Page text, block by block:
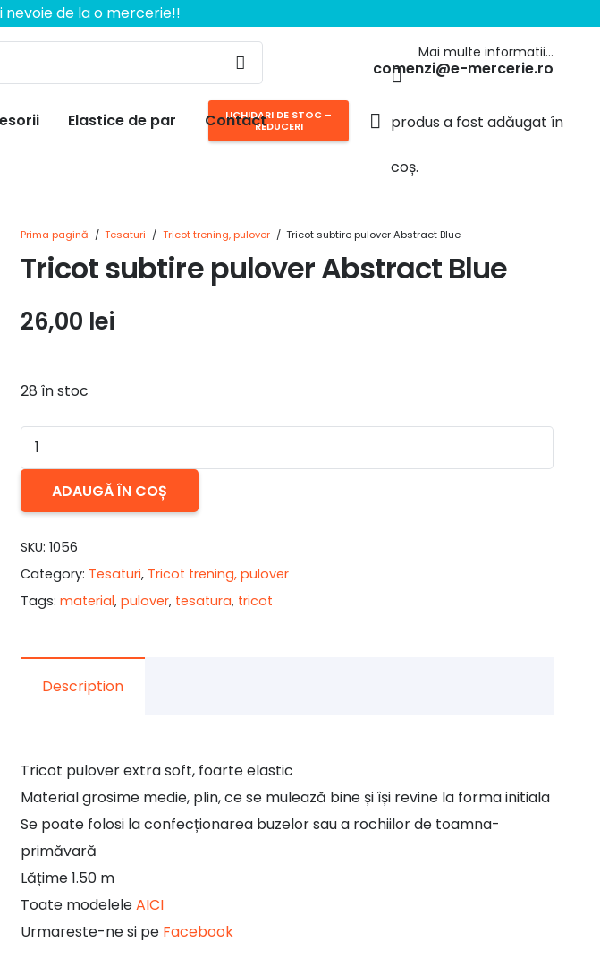
nevoie de la o mercerie!!
Mai multe informatii…
comenzi@e-mercerie.ro
Elastice de par Contact
LICHIDARI DE STOC –
REDUCERI
produs a fost adăugat în
coș.
Prima pagină / Tesaturi / Tricot trening, pulover / Tricot subtire pulover Abstract Blue
Tricot subtire pulover Abstract Blue
26,00 lei
28 în stoc
Cantitate
Tricot
subtire
pulover
Abstract
Blue
ADAUGĂ ÎN COȘ
SKU: 1056
Category: Tesaturi, Tricot trening, pulover
Tags: material, pulover, tesatura, tricot
Description
Tricot pulover extra soft, foarte elastic
Material grosime medie, plin, ce se mulează bine și își revine la forma initiala
Se poate folosi la confecționarea buzelor sau a rochiilor de toamna-
primăvară
Lățime 1.50 m
Toate modeleleAICI
Urmareste-ne si pe Facebook